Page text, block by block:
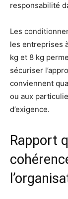
responsabilité
Les
les entreprises
kg et 8 kg
sécuriser
conviennent
ou aux
d’exigence.
Rapport